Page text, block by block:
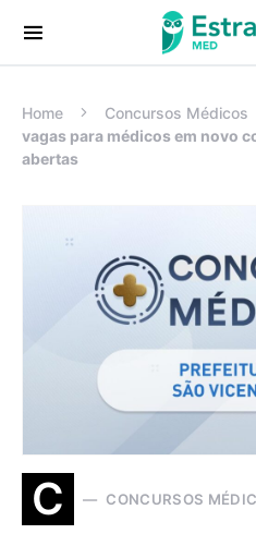
Procurar:
Home Concursos Médicos
vagas para médicos em novo
abertas
C CONCURSOS